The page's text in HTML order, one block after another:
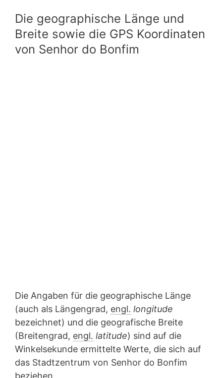
Die geographische Länge und
Breite sowie die GPS Koordinaten
von Senhor do Bonfim
Die Angaben für die geographische Länge
(auch als Längengrad, engl. longitude
bezeichnet) und die geografische Breite
(Breitengrad, engl. latitude) sind auf die
Winkelsekunde ermittelte Werte, die sich auf
das Stadtzentrum von Senhor do Bonfim
beziehen.